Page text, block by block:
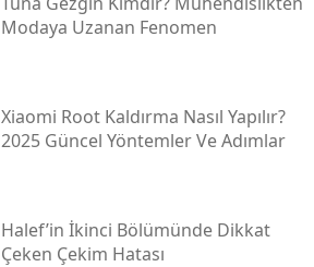
Modaya Uzanan Fenomen
Xiaomi Root Kaldırma Nasıl Yapılır?
2025 Güncel Yöntemler Ve Adımlar
Halef’in İkinci Bölümünde Dikkat
Çeken Çekim Hatası